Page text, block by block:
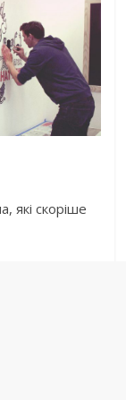
які скоріше